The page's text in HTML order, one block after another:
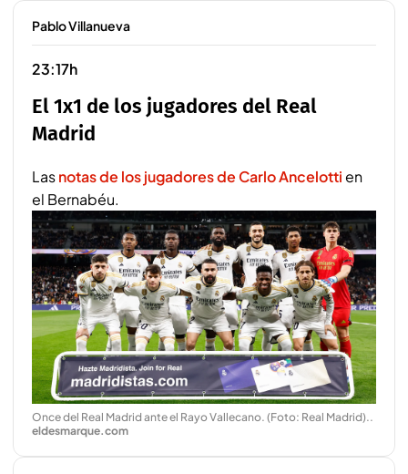
Pablo Villanueva
23:17h
El 1x1 de los jugadores del Real
Madrid
Lasnotas de los jugadores de Carlo Ancelottien
el Bernabéu.
Once del Real Madrid ante el Rayo Vallecano. (Foto: Real Madrid)..
eldesmarque.com